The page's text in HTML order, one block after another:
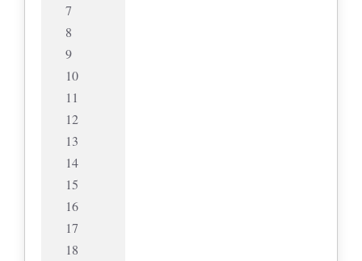
7
8
9
10
11
12
13
14
15
16
17
18